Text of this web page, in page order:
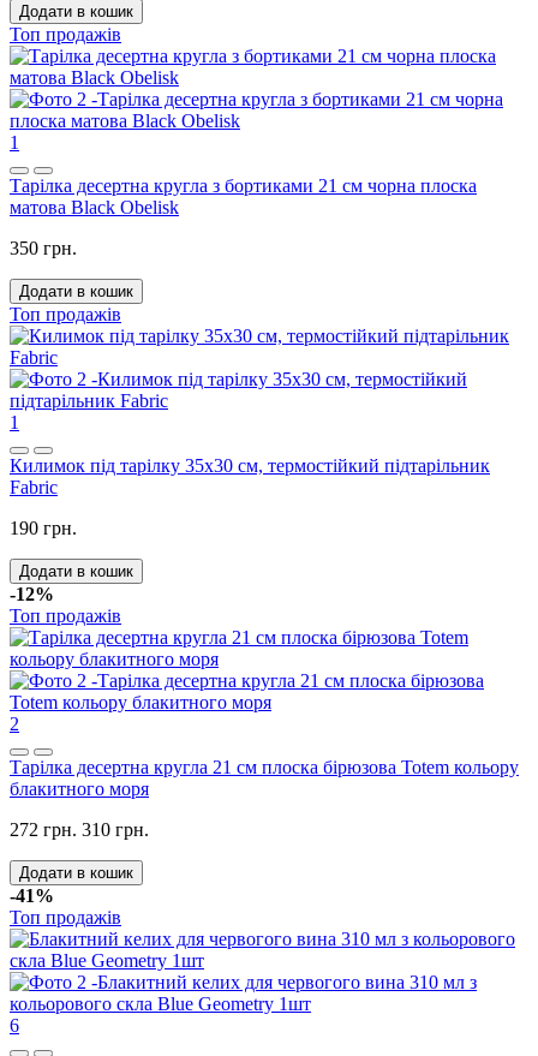
Додати в кошик
Топ продажів
1
Тарілка десертна кругла з бортиками 21 см чорна плоска
матова Black Obelisk
350 грн.
Додати в кошик
Топ продажів
1
Килимок під тарілку 35x30 см, термостійкий підтарільник
Fabric
190 грн.
Додати в кошик
-12%
Топ продажів
2
Тарілка десертна кругла 21 см плоска бірюзова Totem кольору
блакитного моря
272 грн. 310 грн.
Додати в кошик
-41%
Топ продажів
6